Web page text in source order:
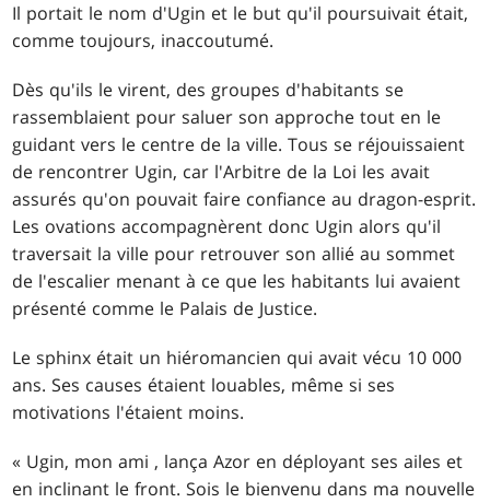
Il portait le nom d'Ugin et le but qu'il poursuivait était,
comme toujours, inaccoutumé.
Dès qu'ils le virent, des groupes d'habitants se
rassemblaient pour saluer son approche tout en le
guidant vers le centre de la ville. Tous se réjouissaient
de rencontrer Ugin, car l'Arbitre de la Loi les avait
assurés qu'on pouvait faire confiance au dragon-esprit.
Les ovations accompagnèrent donc Ugin alors qu'il
traversait la ville pour retrouver son allié au sommet
de l'escalier menant à ce que les habitants lui avaient
présenté comme le Palais de Justice.
Le sphinx était un hiéromancien qui avait vécu 10 000
ans. Ses causes étaient louables, même si ses
motivations l'étaient moins.
« Ugin, mon ami , lança Azor en déployant ses ailes et
en inclinant le front. Sois le bienvenu dans ma nouvelle